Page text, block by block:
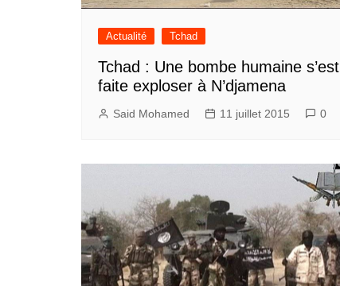
Actualité Tchad
Tchad : Une bombe humaine s’est
faite exploser à N’djamena
Said Mohamed 11 juillet 2015 0